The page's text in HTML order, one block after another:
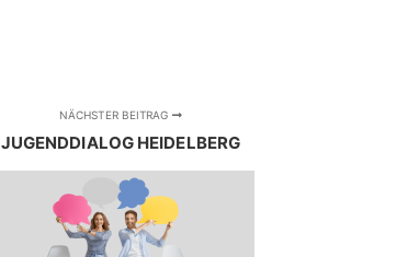
NÄCHSTER BEITRAG
JUGENDDIALOG HEIDELBERG